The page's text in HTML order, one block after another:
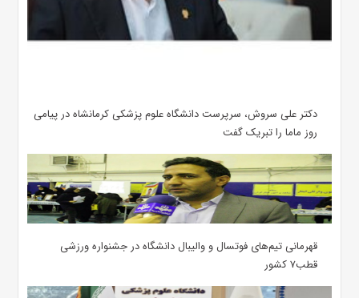
دکتر علی سروش، سرپرست دانشگاه علوم پزشکی کرمانشاه در پیامی
روز ماما را تبریک گفت
قهرمانی تیم‌های فوتسال و والیبال دانشگاه در جشنواره ورزشی
قطب۷ کشور